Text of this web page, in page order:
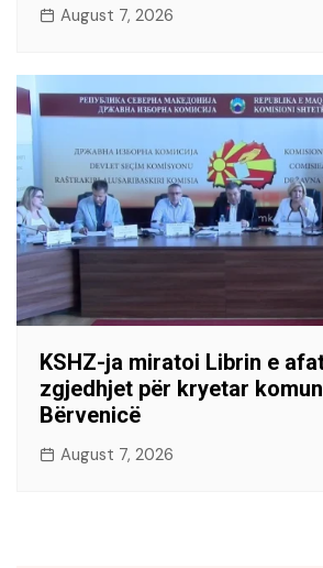
August 7, 2026
KSHZ-ja miratoi Librin e
zgjedhjet për kryetar
Bërvenicë
August 7, 2026